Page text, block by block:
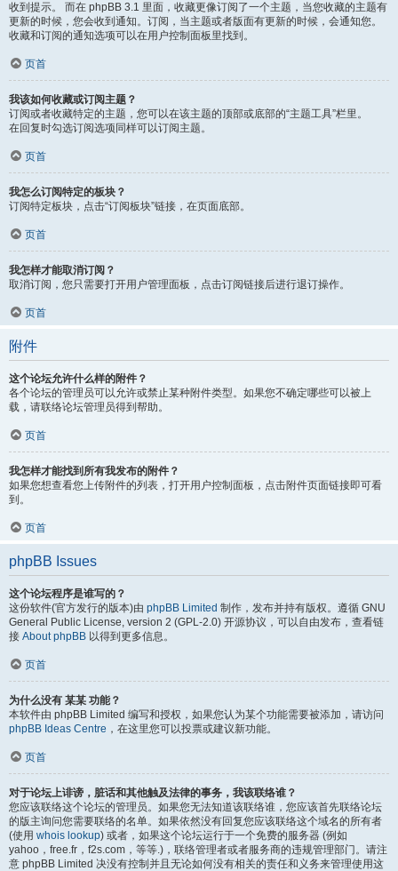
收到提示。 而在 phpBB 3.1 里面，收藏更像订阅了一个主题，当您收藏的主题有
更新的时候，您会收到通知。订阅，当主题或者版面有更新的时候，会通知您。
收藏和订阅的通知选项可以在用户控制面板里找到。
页首
我该如何收藏或订阅主题？
订阅或者收藏特定的主题，您可以在该主题的顶部或底部的“主题工具”栏里。
在回复时勾选订阅选项同样可以订阅主题。
页首
我怎么订阅特定的板块？
订阅特定板块，点击“订阅板块”链接，在页面底部。
页首
我怎样才能取消订阅？
取消订阅，您只需要打开用户管理面板，点击订阅链接后进行退订操作。
页首
附件
这个论坛允许什么样的附件？
各个论坛的管理员可以允许或禁止某种附件类型。如果您不确定哪些可以被上
载，请联络论坛管理员得到帮助。
页首
我怎样才能找到所有我发布的附件？
如果您想查看您上传附件的列表，打开用户控制面板，点击附件页面链接即可看
到。
页首
phpBB Issues
这个论坛程序是谁写的？
这份软件(官方发行的版本)由 phpBB Limited 制作，发布并持有版权。遵循 GNU
General Public License, version 2 (GPL-2.0) 开源协议，可以自由发布，查看链
接 About phpBB 以得到更多信息。
页首
为什么没有 某某 功能？
本软件由 phpBB Limited 编写和授权，如果您认为某个功能需要被添加，请访问
phpBB Ideas Centre ，在这里您可以投票或建议新功能。
页首
对于论坛上诽谤，脏话和其他触及法律的事务，我该联络谁？
您应该联络这个论坛的管理员。如果您无法知道该联络谁，您应该首先联络论坛
的版主询问您需要联络的名单。如果依然没有回复您应该联络这个域名的所有者
(使用 whois lookup) 或者，如果这个论坛运行于一个免费的服务器 (例如
yahoo，free.fr，f2s.com，等等.)，联络管理者或者服务商的违规管理部门。请注
意 phpBB Limited 决没有控制并且无论如何没有相关的责任和义务来管理使用这